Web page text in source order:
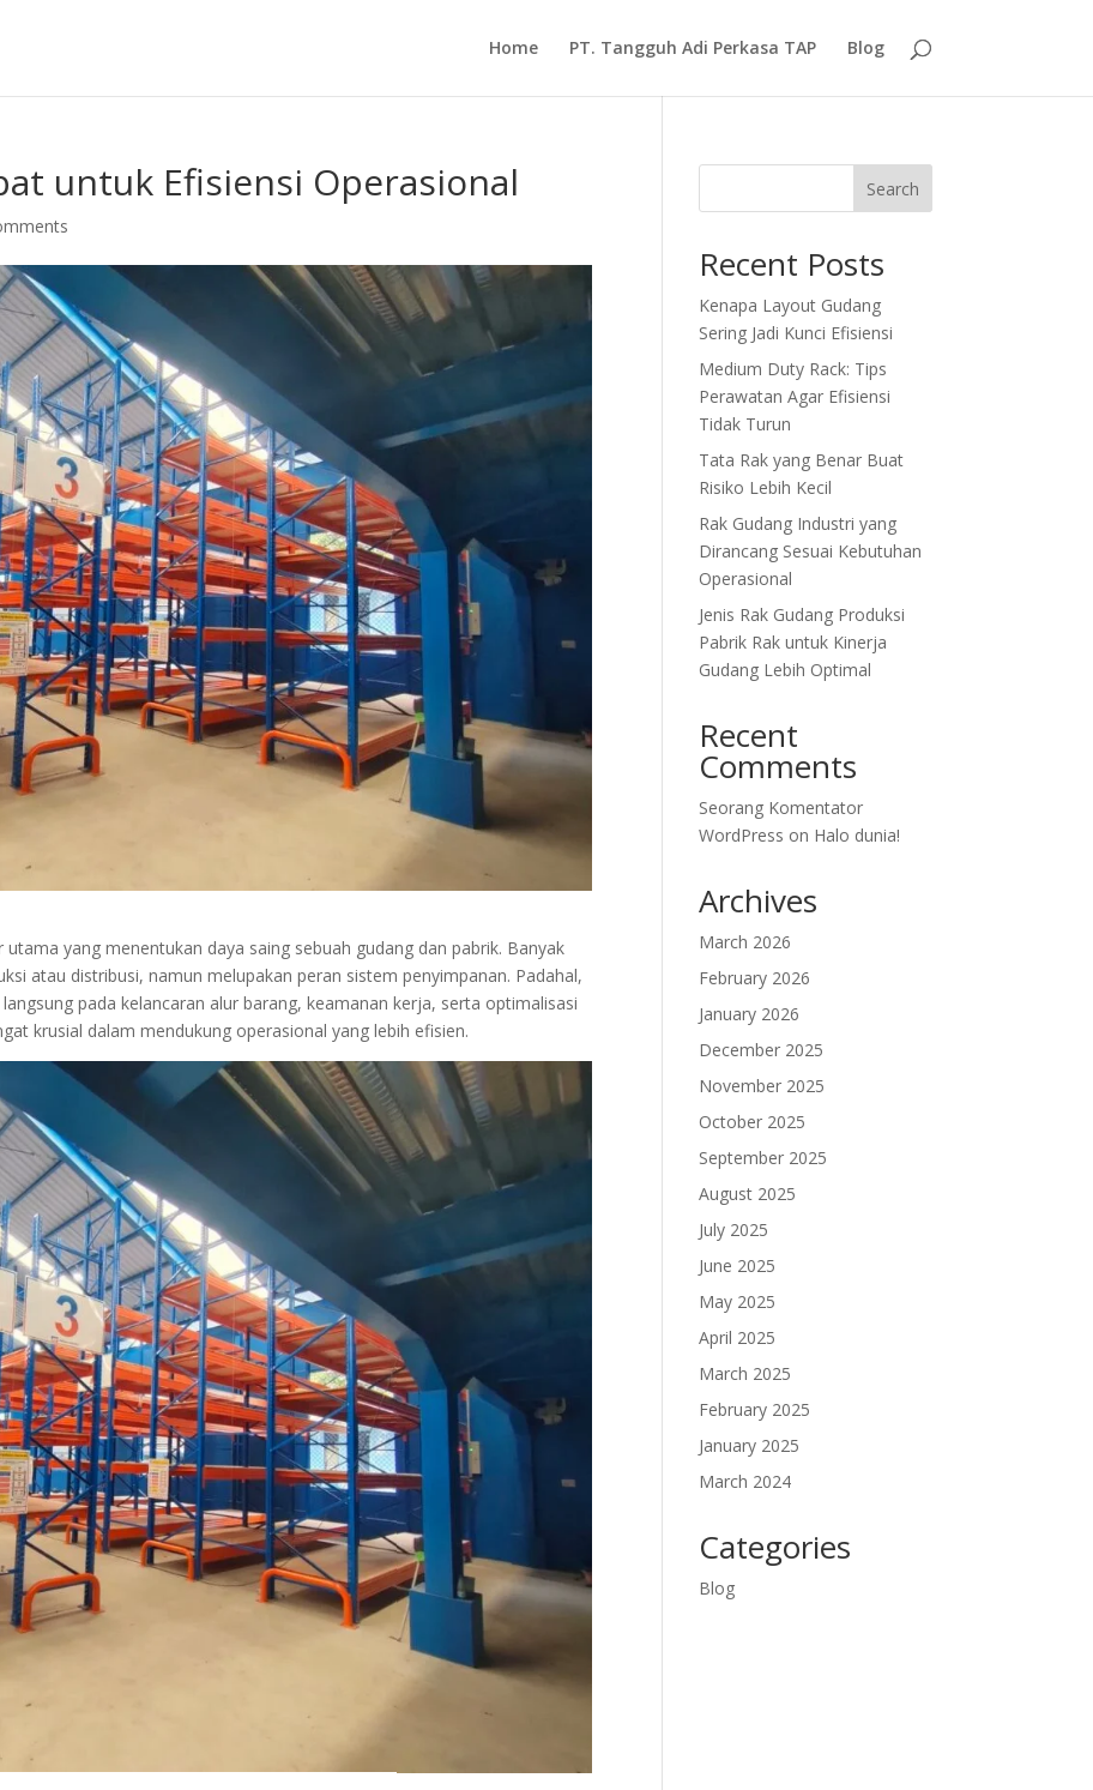
Home PT. Tangguh Adi Perkasa TAP Blog
untuk Efisiensi Operasional
yang menentukan daya saing sebuah gudang dan pabrik. Banyak
atau distribusi, namun melupakan peran sistem penyimpanan. Padahal,
pada kelancaran alur barang, keamanan kerja, serta optimalisasi
krusial dalam mendukung operasional yang lebih efisien.
Search
Recent Posts
Kenapa Layout Gudang
Sering Jadi Kunci Efisiensi
Medium Duty Rack: Tips
Perawatan Agar Efisiensi
Tidak Turun
Tata Rak yang Benar Buat
Risiko Lebih Kecil
Rak Gudang Industri yang
Dirancang Sesuai Kebutuhan
Operasional
Jenis Rak Gudang Produksi
Pabrik Rak untuk Kinerja
Gudang Lebih Optimal
Recent
Comments
Seorang Komentator
WordPress on Halo dunia!
Archives
March 2026
February 2026
January 2026
December 2025
November 2025
October 2025
September 2025
August 2025
July 2025
June 2025
May 2025
April 2025
March 2025
February 2025
January 2025
March 2024
Categories
Blog